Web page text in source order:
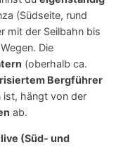
(Südseite, rund
mit der Seilbahn bis
Die
(oberhalb ca.
Bergführer
ist, hängt von der
ab.
(Süd- und